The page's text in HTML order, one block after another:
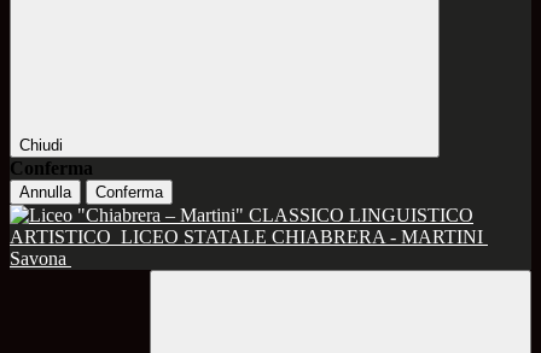
Chiudi
Conferma
Annulla Conferma
CLASSICO LINGUISTICO
ARTISTICO LICEO STATALE CHIABRERA - MARTINI
Savona